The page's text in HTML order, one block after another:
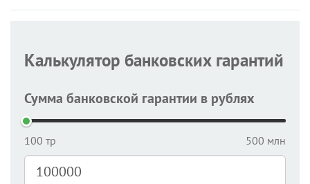
Калькулятор банковских гарантий
Сумма банковской гарантии в рублях
100 тр 500 млн